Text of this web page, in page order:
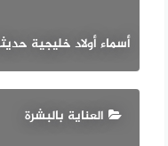
أسماء أولاد خليجية
العناية بالبشرة